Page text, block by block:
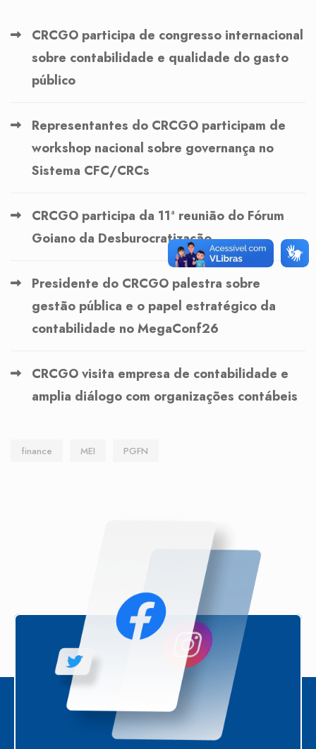
CRCGO participa de congresso internacional
sobre contabilidade e qualidade do gasto
público
Representantes do CRCGO participam de
workshop nacional sobre governança no
Sistema CFC/CRCs
CRCGO participa da 11ª reunião do Fórum
Goiano da Desburocratização
Presidente do CRCGO palestra sobre
gestão pública e o papel estratégico da
contabilidade no MegaConf26
CRCGO visita empresa de contabilidade e
amplia diálogo com organizações contábeis
finance MEI PGFN